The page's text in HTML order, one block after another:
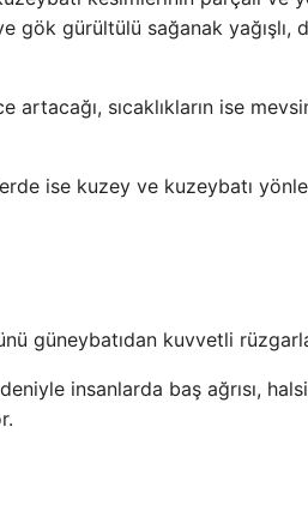
gök gürültülü sağanak yağışlı,
artacağı, sıcaklıkların ise
ise kuzey ve kuzeybatı
güneybatıdan kuvvetli
insanlarda baş ağrısı,